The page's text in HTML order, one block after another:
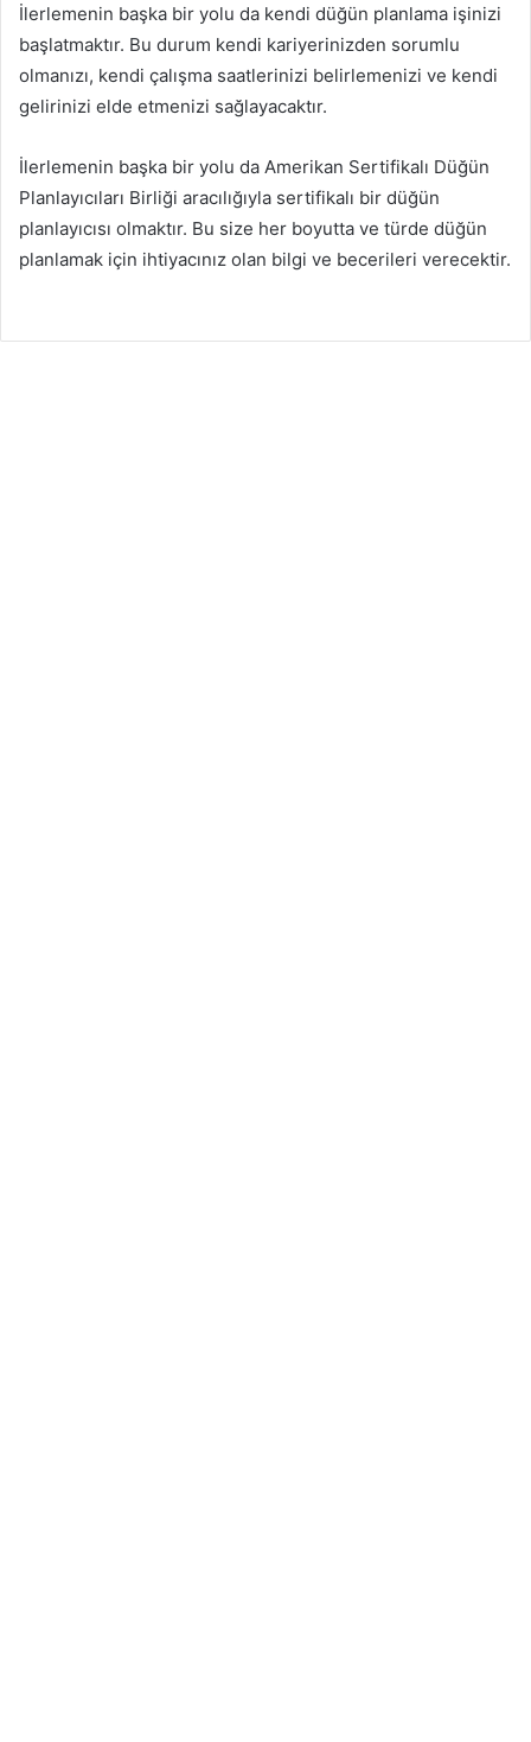
İlerlemenin başka bir yolu da kendi düğün planlama işinizi
başlatmaktır. Bu durum kendi kariyerinizden sorumlu
olmanızı, kendi çalışma saatlerinizi belirlemenizi ve kendi
gelirinizi elde etmenizi sağlayacaktır.
İlerlemenin başka bir yolu da Amerikan Sertifikalı Düğün
Planlayıcıları Birliği aracılığıyla sertifikalı bir düğün
planlayıcısı olmaktır. Bu size her boyutta ve türde düğün
planlamak için ihtiyacınız olan bilgi ve becerileri verecektir.